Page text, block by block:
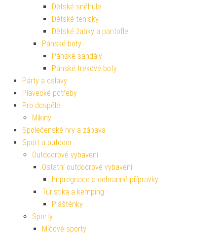
Dětské sněhule
Dětské tenisky
Dětské žabky a pantofle
Pánské boty
Pánské sandály
Pánské trekové boty
Párty a oslavy
Plavecké potřeby
Pro dospělé
Mikiny
Společenské hry a zábava
Sport a outdoor
Outdoorové vybavení
Ostatní outdoorové vybavení
Impregnace a ochranné přípravky
Turistika a kemping
Pláštěnky
Sporty
Míčové sporty